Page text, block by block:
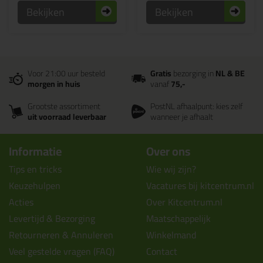
Bekijken Bekijken
Voor 21:00 uur besteld
morgen in huis
Gratisbezorging inNL & BE
vanaf75,-
Grootste assortiment
uit voorraad leverbaar
PostNL afhaalpunt: kies zelf
wanneer je afhaalt
Informatie
Tips en tricks
Keuzehulpen
Acties
Levertijd & Bezorging
Retourneren & Annuleren
Veel gestelde vragen (FAQ)
Over ons
Wie wij zijn?
Vacatures bij kitcentrum.nl
Over Kitcentrum.nl
Maatschappelijk
Winkelmand
Contact